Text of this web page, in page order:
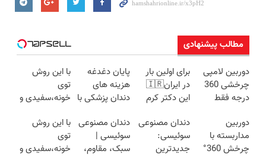
مطالب پیشنهادی
دوربین لامپی
چرخشی 360
درجه فقط
🔥 پرداخت
درب منزل
برای اولین بار
در ایران🇮🇷
این دکتر کرم
روزه ساخت!
پایان دغدغه
هزینه های
دندان پزشکی با
کننده خانگی
با این روش
توی
خونه،سفیدی و
برگردون
(40%off)
دوربین
مداربسته با
چرخش 360°
دندان مصنوعی
سوئیسی:
جدیدترین
دندان مصنوعی
سوئیسی |
سبک، مقاوم،
با این روش
توی
خونه،سفیدی و